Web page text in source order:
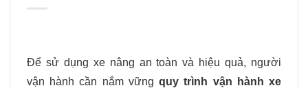
Để sử dụng xe nâng an toàn và hiệu quả, người
vận hành cần nắm vữngquy trình vận hành xe